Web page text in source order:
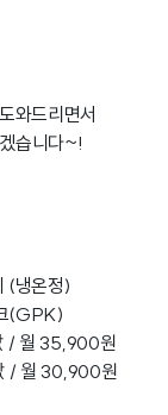
와드리면서
습니다~!
(냉온정)
(GPK)
/ 월 35,900원
/ 월 30,900원